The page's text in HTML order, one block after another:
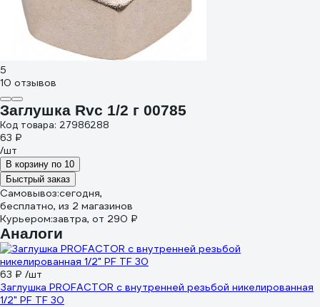
5
10 отзывов
Заглушка Rvc 1/2 г 00785
Код товара: 27986288
63 ₽
/шт
В корзину по 10
Быстрый заказ
Самовывоз:сегодня,
бесплатно, из 2 магазинов
Курьером:завтра, от 290 ₽
Аналоги
63 ₽ /шт
Заглушка PROFACTOR с внутренней резьбой никелированная
1/2" PF TF 30